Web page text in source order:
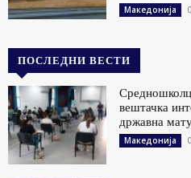
Македонија
ПОСЛЕДНИ ВЕСТИ
вештачка
државна
Македонија